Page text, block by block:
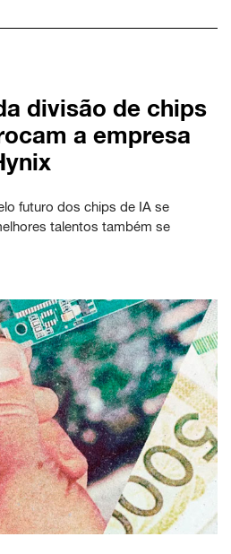
divisão de chips
a empresa
futuro dos chips de IA se
talentos também se